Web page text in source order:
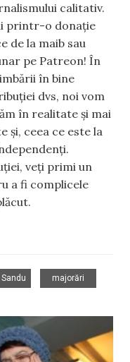
calitativ.
printr-o donație
de la maib sau
pe Patreon! În
în bine
dvs, noi vom
în realitate și mai
și, ceea ce este la
veți primi un
a fi complicele
majorări